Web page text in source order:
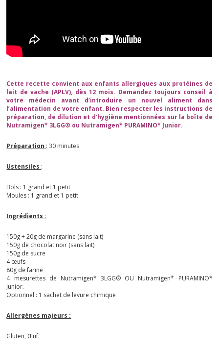
Cette recette convient aux enfants allergiques aux protéines de
lait de vache (APLV), dès 12 mois. Demandez toujours conseil à
votre médecin avant d’introduire un nouvel aliment dans
l’alimentation de votre enfant. Bien respecter les instructions de
préparation, de dilution et d’hygiène mentionnées sur la boîte de
Nutramigen* 3LGG® ou Nutramigen* PURAMINO* Junior.
Préparation : 30 minutes
Ustensiles :
Bols : 1 grand et 1 petit
Moules : 1 grand et 1 petit
Ingrédients :
150g + 20g de margarine (sans lait)
150g de chocolat noir (sans lait)
150g de sucre
4 œufs
80g de farine
4 mesurettes de Nutramigen* 3LGG® OU Nutramigen* PURAMINO*
Junior.
Optionnel : 1 sachet de levure chimique
Allergènes majeurs :
Gluten, Œuf.